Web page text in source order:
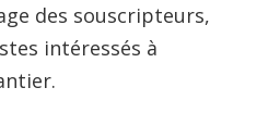
des souscripteurs,
intéressés à